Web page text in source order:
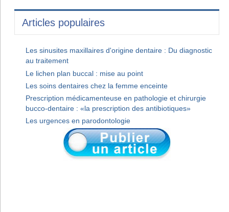
Articles populaires
Les sinusites maxillaires d'origine dentaire : Du diagnostic
au traitement
Le lichen plan buccal : mise au point
Les soins dentaires chez la femme enceinte
Prescription médicamenteuse en pathologie et chirurgie
bucco-dentaire : «la prescription des antibiotiques»
Les urgences en parodontologie